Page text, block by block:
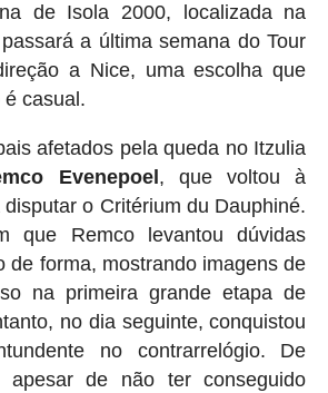
de Isola 2000, localizada na
a última semana do Tour
a Nice, uma escolha que
casual.
afetados pela queda no Itzulia
Evenepoel , que voltou à
o Critérium du Dauphiné.
que Remco levantou dúvidas
de forma, mostrando imagens de
na primeira grande etapa de
no dia seguinte, conquistou
no contrarrelógio. De
apesar de não ter conseguido